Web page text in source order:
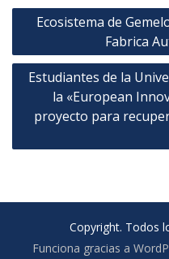
Navegación
entradas
Ecosistema de
Fabrica
Estudiantes de la
la «European
proyecto para
Copyright. Todos
Funciona gracias a